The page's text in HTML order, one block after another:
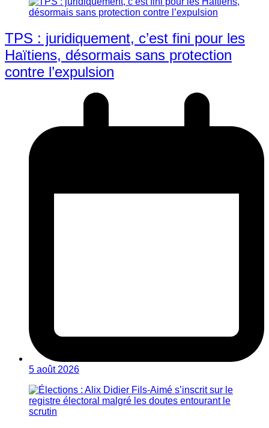
TPS : juridiquement, c’est fini pour les
Haïtiens, désormais sans protection
contre l’expulsion
5 août 2026